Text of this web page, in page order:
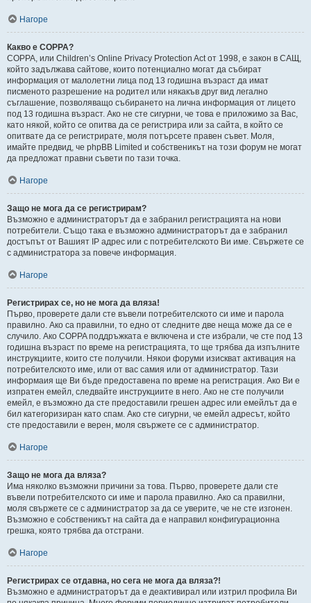
Нагоре
Какво е COPPA?
COPPA, или Children’s Online Privacy Protection Act от 1998, е закон в САЩ,
който задължава сайтове, които потенциално могат да събират
информация от малолетни лица под 13 годишна възраст да имат
писменото разрешение на родител или някакъв друг вид легално
съглашение, позволяващо събирането на лична информация от лицето
под 13 годишна възраст. Ако не сте сигурни, че това е приложимо за Вас,
като някой, който се опитва да се регистрира или за сайта, в който се
опитвате да се регистрирате, моля потърсете правен съвет. Моля,
имайте предвид, че phpBB Limited и собственикът на този форум не могат
да предложат правни съвети по тази точка.
Нагоре
Защо не мога да се регистрирам?
Възможно е администраторът да е забранил регистрацията на нови
потребители. Също така е възможно администраторът да е забранил
достъпът от Вашият IP адрес или с потребителското Ви име. Свържете се
с администратора за повече информация.
Нагоре
Регистрирах се, но не мога да вляза!
Първо, проверете дали сте въвели потребителското си име и парола
правилно. Ако са правилни, то едно от следните две неща може да се е
случило. Ако COPPA поддръжката е включена и сте избрали, че сте под 13
годишна възраст по време на регистрацията, то ще трябва да изпълните
инструкциите, които сте получили. Някои форуми изискват активация на
потребителското име, или от вас самия или от администратор. Тази
информаия ще Ви бъде предоставена по време на регистрация. Ако Ви е
изпратен емейл, следвайте инструкциите в него. Ако не сте получили
емейл, е възможно да сте предоставили грешен адрес или емейлът да е
бил категоризиран като спам. Ако сте сигурни, че емейл адресът, който
сте предоставили е верен, моля свържете се с администратор.
Нагоре
Защо не мога да вляза?
Има няколко възможни причини за това. Първо, проверете дали сте
въвели потребителското си име и парола правилно. Ако са правилни,
моля свържете се с администратор за да се уверите, че не сте изгонен.
Възможно е собственикът на сайта да е направил конфигурационна
грешка, която трябва да отстрани.
Нагоре
Регистрирах се отдавна, но сега не мога да вляза?!
Възможно е администраторът да е деактивирал или изтрил профила Ви